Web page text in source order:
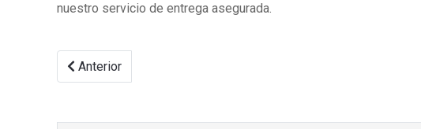
nuestro servicio de entrega asegurada.
Anterior